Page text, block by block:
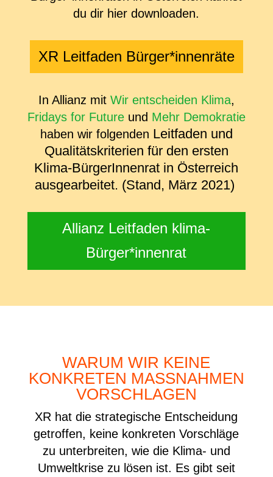
du dir hier downloaden.
XR Leitfaden Bürger*innenräte
In Allianz mit Wir entscheiden Klima,
Fridays for Futureund Mehr Demokratie
haben wir folgenden Leitfaden und
Qualitätskriterien für den ersten
Klima-BürgerInnenrat in Österreich
ausgearbeitet. (Stand, März 2021)
Allianz Leitfaden klima-
Bürger*innenrat
WARUM WIR KEINE
KONKRETEN MASSNAHMEN
VORSCHLAGEN
XR hat die strategische Entscheidung
getroffen, keine konkreten Vorschläge
zu unterbreiten, wie die Klima- und
Umweltkrise zu lösen ist. Es gibt seit